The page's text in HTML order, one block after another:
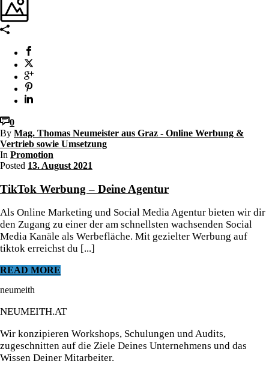
0
By Mag. Thomas Neumeister aus Graz - Online Werbung &
Vertrieb sowie Umsetzung
In Promotion
Posted 13. August 2021
TikTok Werbung – Deine Agentur
Als Online Marketing und Social Media Agentur bieten wir dir
den Zugang zu einer der am schnellsten wachsenden Social
Media Kanäle als Werbefläche. Mit gezielter Werbung auf
tiktok erreichst du [...]
READ MORE
neumeith
NEUMEITH.AT
Wir konzipieren Workshops, Schulungen und Audits,
zugeschnitten auf die Ziele Deines Unternehmens und das
Wissen Deiner Mitarbeiter.